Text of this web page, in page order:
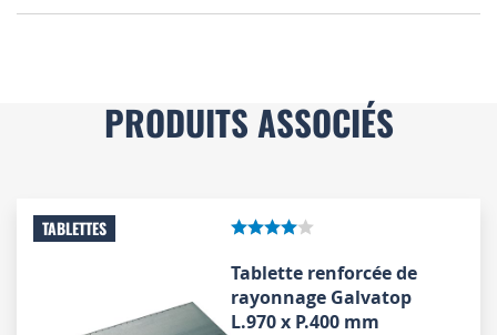
PRODUITS ASSOCIÉS
TABLETTES
Tablette renforcée de
rayonnage Galvatop
L.970 x P.400 mm